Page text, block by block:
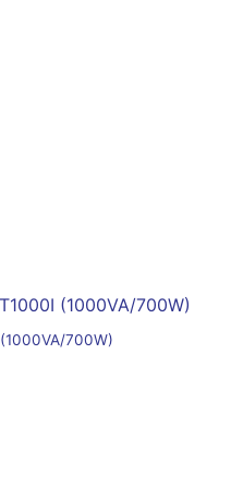
700W)